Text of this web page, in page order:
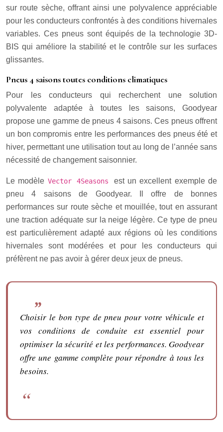
sur route sèche, offrant ainsi une polyvalence appréciable
pour les conducteurs confrontés à des conditions hivernales
variables. Ces pneus sont équipés de la technologie 3D-
BIS qui améliore la stabilité et le contrôle sur les surfaces
glissantes.
Pneus 4 saisons toutes conditions climatiques
Pour les conducteurs qui recherchent une solution
polyvalente adaptée à toutes les saisons, Goodyear
propose une gamme de pneus 4 saisons. Ces pneus offrent
un bon compromis entre les performances des pneus été et
hiver, permettant une utilisation tout au long de l’année sans
nécessité de changement saisonnier.
Le modèle Vector 4Seasons est un excellent exemple de
pneu 4 saisons de Goodyear. Il offre de bonnes
performances sur route sèche et mouillée, tout en assurant
une traction adéquate sur la neige légère. Ce type de pneu
est particulièrement adapté aux régions où les conditions
hivernales sont modérées et pour les conducteurs qui
préfèrent ne pas avoir à gérer deux jeux de pneus.
Choisir le bon type de pneu pour votre véhicule et
vos conditions de conduite est essentiel pour
optimiser la sécurité et les performances. Goodyear
offre une gamme complète pour répondre à tous les
besoins.